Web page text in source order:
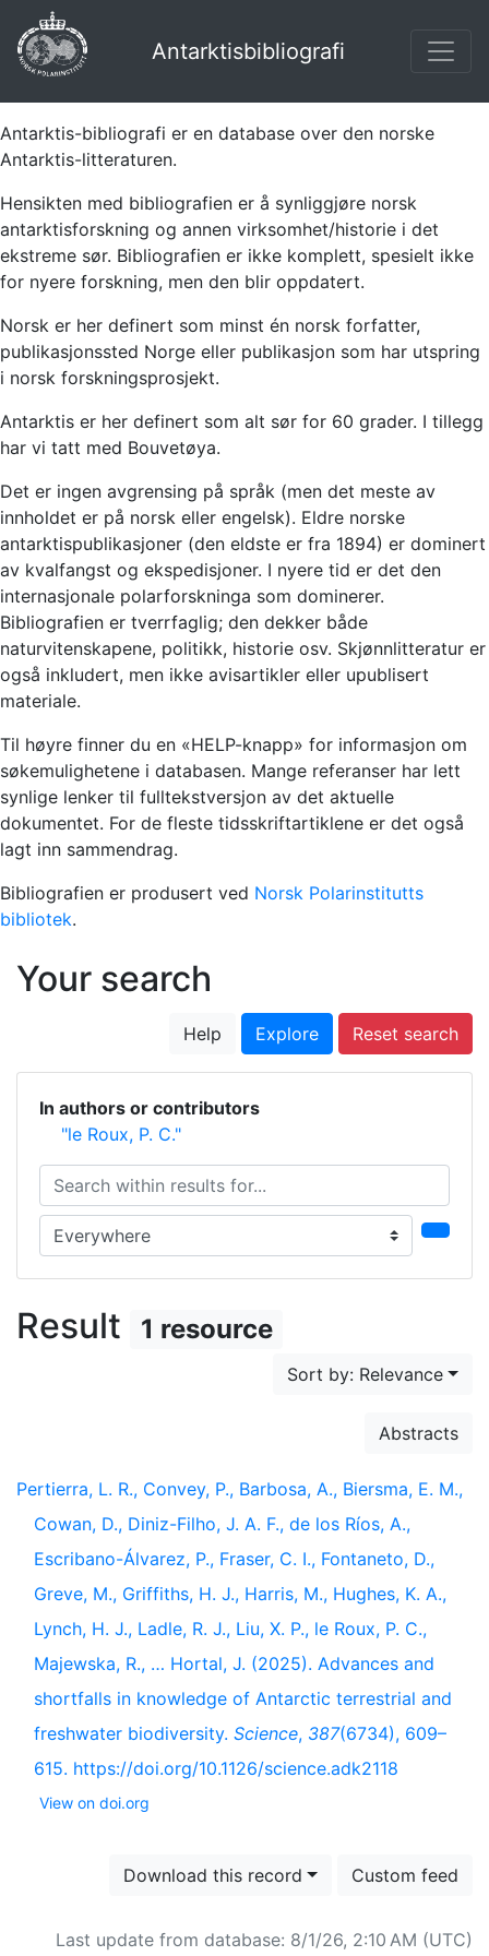
Antarktisbibliografi
Antarktis-bibliografi er en database over den norske
Antarktis-litteraturen.
Hensikten med bibliografien er å synliggjøre norsk
antarktisforskning og annen virksomhet/historie i det
ekstreme sør. Bibliografien er ikke komplett, spesielt ikke
for nyere forskning, men den blir oppdatert.
Norsk er her definert som minst én norsk forfatter,
publikasjonssted Norge eller publikasjon som har utspring
i norsk forskningsprosjekt.
Antarktis er her definert som alt sør for 60 grader. I tillegg
har vi tatt med Bouvetøya.
Det er ingen avgrensing på språk (men det meste av
innholdet er på norsk eller engelsk). Eldre norske
antarktispublikasjoner (den eldste er fra 1894) er dominert
av kvalfangst og ekspedisjoner. I nyere tid er det den
internasjonale polarforskninga som dominerer.
Bibliografien er tverrfaglig; den dekker både
naturvitenskapene, politikk, historie osv. Skjønnlitteratur er
også inkludert, men ikke avisartikler eller upublisert
materiale.
Til høyre finner du en «HELP-knapp» for informasjon om
søkemulighetene i databasen. Mange referanser har lett
synlige lenker til fulltekstversjon av det aktuelle
dokumentet. For de fleste tidsskriftartiklene er det også
lagt inn sammendrag.
Bibliografien er produsert ved Norsk Polarinstitutts
bibliotek.
Your search
Help Explore Reset search
In authors or contributors
"le Roux, P. C."
Search within results for...
Search in...
Result 1 resource
Sort by: Relevance
Abstracts
Pertierra, L. R., Convey, P., Barbosa, A., Biersma, E. M.,
Cowan, D., Diniz-Filho, J. A. F., de los Ríos, A.,
Escribano-Álvarez, P., Fraser, C. I., Fontaneto, D.,
Greve, M., Griffiths, H. J., Harris, M., Hughes, K. A.,
Lynch, H. J., Ladle, R. J., Liu, X. P., le Roux, P. C.,
Majewska, R., … Hortal, J. (2025). Advances and
shortfalls in knowledge of Antarctic terrestrial and
freshwater biodiversity. Science, 387(6734), 609–
615. https://doi.org/10.1126/science.adk2118
View on doi.org
Download this record Custom feed
Last update from database: 8/1/26, 2:10 AM (UTC)